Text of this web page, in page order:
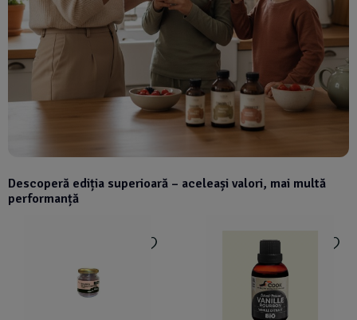
Descoperă ediția superioară – aceleași valori, mai multă
performanță